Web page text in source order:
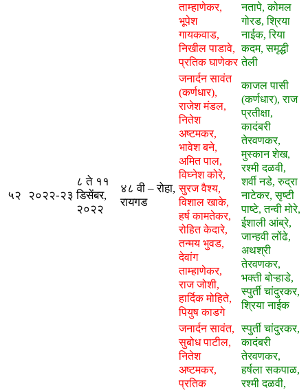
ताम्हाणेकर,
भूपेश
गायकवाड,
निखील पाडावे,
प्रतिक घाणेकर
नतापे, कोमल
गोरड, श्रिया
नाईक, रिया
कदम, समृद्धी
तेली
५२ २०२२-२३
८ ते ११
डिसेंबर,
२०२२
४८ वी – रोहा,
रायगड
जनार्दन सावंत
(कर्णधार),
राजेश मंडल,
नितेश
अष्टमकर,
भावेश बने,
अमित पाल,
विघ्नेश कोरे,
सुरज वैश्य,
विशाल खाके,
हर्ष कामतेकर,
रोहित केदारे,
तन्मय भुवड,
देवांग
ताम्हाणेकर,
राज जोशी,
हार्दिक मोहिते,
पियुष काडगे
काजल पासी
(कर्णधार), राज
प्रतीक्षा,
कादंबरी
तेरवणकर,
मुस्कान शेख,
रश्मी दळवी,
शर्वी नडे, रुद्रा
नाटेकर, सृष्टी
पाष्टे, तन्वी मोरे,
ईशाली आंब्रे,
जान्हवी लोंढे,
अथश्री
तेरवणकर,
भक्ती बोऱ्हाडे,
स्पुर्ती चांदुरकर,
श्रिया नाईक
जनार्दन सावंत,
सुबोध पाटील,
नितेश
अष्टमकर,
प्रतिक
स्पुर्ती चांदुरकर,
कादंबरी
तेरवणकर,
हर्षला सकपाळ,
रश्मी दळवी,